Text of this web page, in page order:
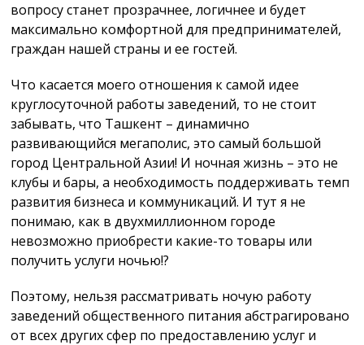
вопросу станет прозрачнее, логичнее и будет
максимально комфортной для предпринимателей,
граждан нашей страны и ее гостей.
Что касается моего отношения к самой идее
круглосуточной работы заведений, то не стоит
забывать, что Ташкент – динамично
развивающийся мегаполис, это самый большой
город Центральной Азии! И ночная жизнь – это не
клубы и бары, а необходимость поддерживать темп
развития бизнеса и коммуникаций. И тут я не
понимаю, как в двухмиллионном городе
невозможно приобрести какие-то товары или
получить услуги ночью!?
Поэтому, нельзя рассматривать ночую работу
заведений общественного питания абстрагировано
от всех других сфер по предоставлению услуг и